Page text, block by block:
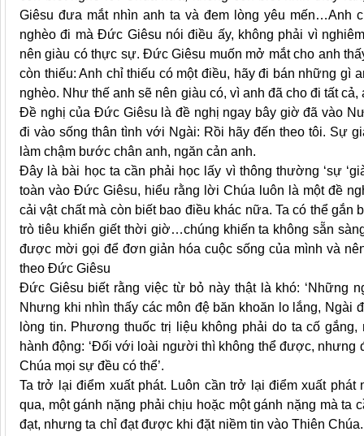
Giêsu đưa mắt nhìn anh ta và đem lòng yêu mến…Anh
nghèo đi mà Đức Giêsu nói điều ấy, không phải vì
nên giàu có thực sự. Đức Giêsu muốn mở mắt cho anh
còn thiếu: Anh chỉ thiếu có một điều, hãy đi bán những
nghèo. Như thế anh sẽ nên giàu có, vì anh đã cho đi tất cả,
Đề nghị của Đức Giêsu là đề nghị ngay bây giờ đã vào
đi vào sống thân tình với Ngài: Rồi hãy đến theo tôi. Sự
làm chậm bước chân anh, ngăn cản anh.
Đây là bài học ta cần phải học lấy vì thông thường ‘sự
toàn vào Đức Giêsu, hiểu rằng lời Chúa luôn là một đề
cải vật chất mà còn biết bao điều khác nữa. Ta có thể
trò tiêu khiển giết thời giờ…chúng khiến ta không sẵn
được mời gọi để đơn giản hóa cuộc sống của mình và
theo Đức Giêsu
Đức Giêsu biết rằng việc từ bỏ này thật là khó: ‘Những
Nhưng khi nhìn thấy các môn đệ băn khoăn lo lắng,
lòng tin. Phương thuốc trị liệu không phải do ta cố
hành động: ‘Đối với loài người thì không thể được,
Chúa mọi sự đều có thể’.
Ta trở lại điểm xuất phát. Luôn cần trở lại điểm xuất
qua, một gánh nặng phải chịu hoặc một gánh nặng mà
đạt, nhưng ta chỉ đạt được khi đặt niềm tin vào Thiên